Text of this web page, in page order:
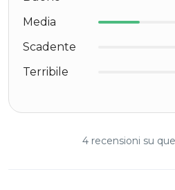
Media
Scadente
Terribile
4 recensioni su